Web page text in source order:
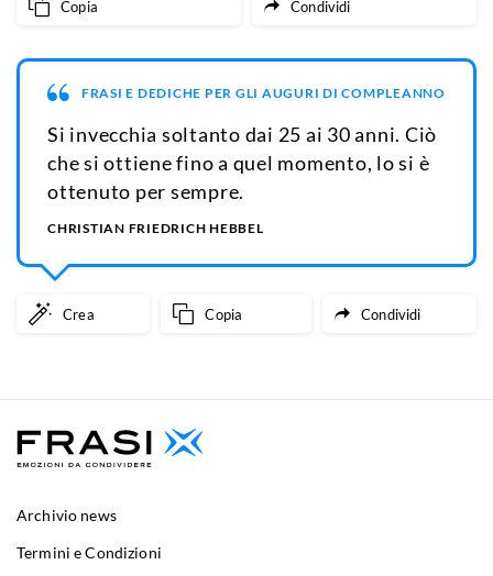
Copia Condividi
FRASI E DEDICHE PER GLI AUGURI DI COMPLEANNO
Si invecchia soltanto dai 25 ai 30 anni. Ciò
che si ottiene fino a quel momento, lo si è
ottenuto per sempre.
CHRISTIAN FRIEDRICH HEBBEL
Crea Copia Condividi
Archivio news
Termini e Condizioni